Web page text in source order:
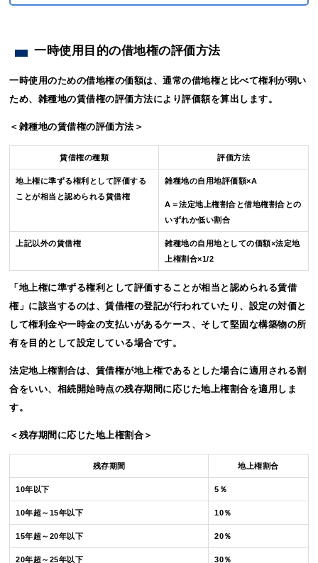
一時使用目的の借地権の評価方法
一時使用のための借地権の価額は、通常の借地権と比べて権利が弱い
ため、雑種地の賃借権の評価方法により評価額を算出します。
＜雑種地の賃借権の評価方法＞
賃借権の種類 評価方法
地上権に準ずる権利として評価する
ことが相当と認められる賃借権
雑種地の自用地評価額×A
A＝法定地上権割合と借地権割合との
いずれか低い割合
上記以外の賃借権
雑種地の自用地としての価額×法定地
上権割合×1/2
「地上権に準ずる権利として評価することが相当と認められる賃借
権」に該当するのは、賃借権の登記が行われていたり、設定の対価と
して権利金や一時金の支払いがあるケース、そして堅固な構築物の所
有を目的として設定している場合です。
法定地上権割合は、賃借権が地上権であるとした場合に適用される割
合をいい、相続開始時点の残存期間に応じた地上権割合を適用しま
す。
＜残存期間に応じた地上権割合＞
残存期間 地上権割合
10年以下 5％
10年超～15年以下 10％
15年超～20年以下 20％
20年超～25年以下 30％